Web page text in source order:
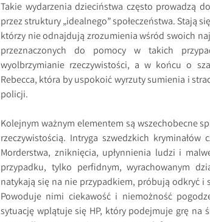
Takie wydarzenia dzieciństwa często prowadzą
przez struktury „idealnego” społeczeństwa. Stają
którzy nie odnajdują zrozumienia wśród swoich
przeznaczonych do pomocy w takich
wyolbrzymianie rzeczywistości, a w końcu o
Rebecca, która by uspokoić wyrzuty sumienia i
policji.
Kolejnym ważnym elementem są wszechobecne
rzeczywistością. Intryga szwedzkich
Morderstwa, zniknięcia, upłynnienia ludzi i
przypadku, tylko perfidnym, wyrachowanym
natykają się na nie przypadkiem, próbują odkryć
Powoduje nimi ciekawość i niemożność
sytuację wplątuje się HP, który podejmuje grę na